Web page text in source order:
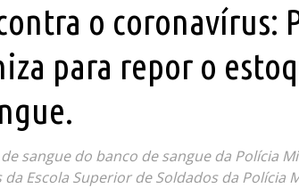
o coronavírus:
para repor o
sangue do banco de sangue da Polícia
Escola Superior de Soldados da Polícia